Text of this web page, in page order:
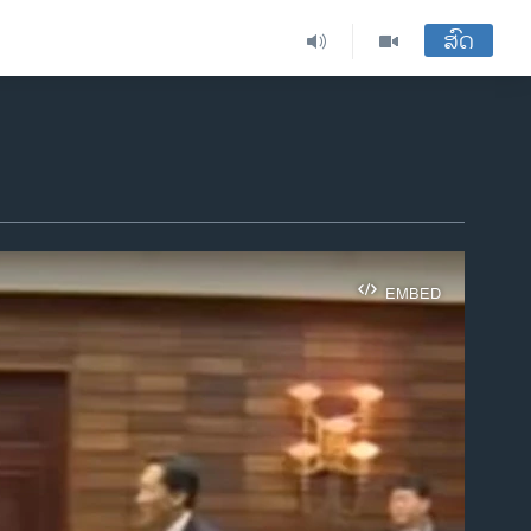
ສົດ
EMBED